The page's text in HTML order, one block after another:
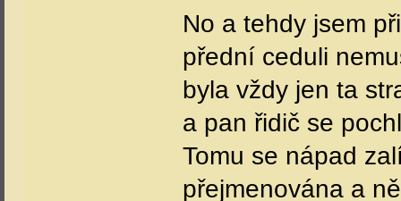
No a tehdy jsem
přední ceduli
byla vždy jen ta
a pan řidič se
Tomu se nápad
přejmenována a